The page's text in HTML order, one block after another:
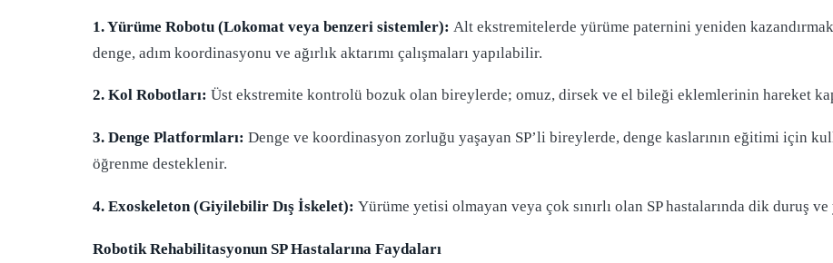
1. Yürüme Robotu (Lokomat veya benzeri sistemler): Alt ekstremitelerde yürüme paternini yeniden
denge, adım koordinasyonu ve ağırlık aktarımı çalışmaları yapılabilir.
2. Kol Robotları: Üst ekstremite kontrolü bozuk olan bireylerde; omuz, dirsek ve el bileği eklemlerinin hareket
3. Denge Platformları: Denge ve koordinasyon zorluğu yaşayan SP’li bireylerde, denge kaslarının eğitimi için
öğrenme desteklenir.
4. Exoskeleton (Giyilebilir Dış İskelet): Yürüme yetisi olmayan veya çok sınırlı olan SP hastalarında dik duruş
Robotik Rehabilitasyonun SP Hastalarına Faydaları